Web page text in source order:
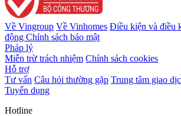
Về Vingroup Về Vinhomes Điều kiện và điều
động Chính sách bảo mật
Pháp lý
Miễn trừ trách nhiệm Chính sách cookies
Hỗ trợ
Tư vấn Câu hỏi thường gặp Trung tâm giao
Tuyển dụng
Hotline